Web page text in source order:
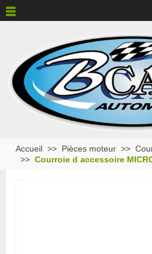
Accueil Pièces moteur
Courroie d accessoire